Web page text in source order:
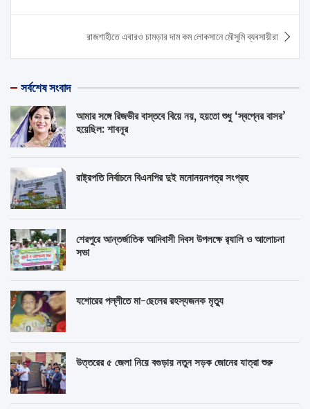
রাজশাহীতে এবারও চামড়ার দাম কম লোকসানে মৌসুমি ব্যবসায়ীরা
সর্বশেষ সংবাদ
আমার সঙ্গে রিজভীর বাস্তবে বিয়ে নয়, হয়তো শুধু ‘স্বপ্নের বাসর’
হয়েছিল: শাবনূর
রাষ্ট্রপতি নির্বাচনে বিএনপির দুই মনোনয়নপত্র সংগ্রহ
শেরপুরে আন্তর্জাতিক আদিবাসী দিবস উপলক্ষে র‌্যালি ও আলোচনা
সভা
যশোরের পল্লীতে মা-ছেলের রহস্যজনক মৃত্যু
উত্তরের ৫ জেলা নিয়ে বগুড়ায় নতুন সড়ক জোনের যাত্রা শুরু